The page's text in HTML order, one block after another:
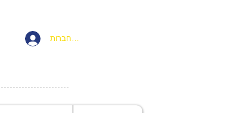
להתחברות